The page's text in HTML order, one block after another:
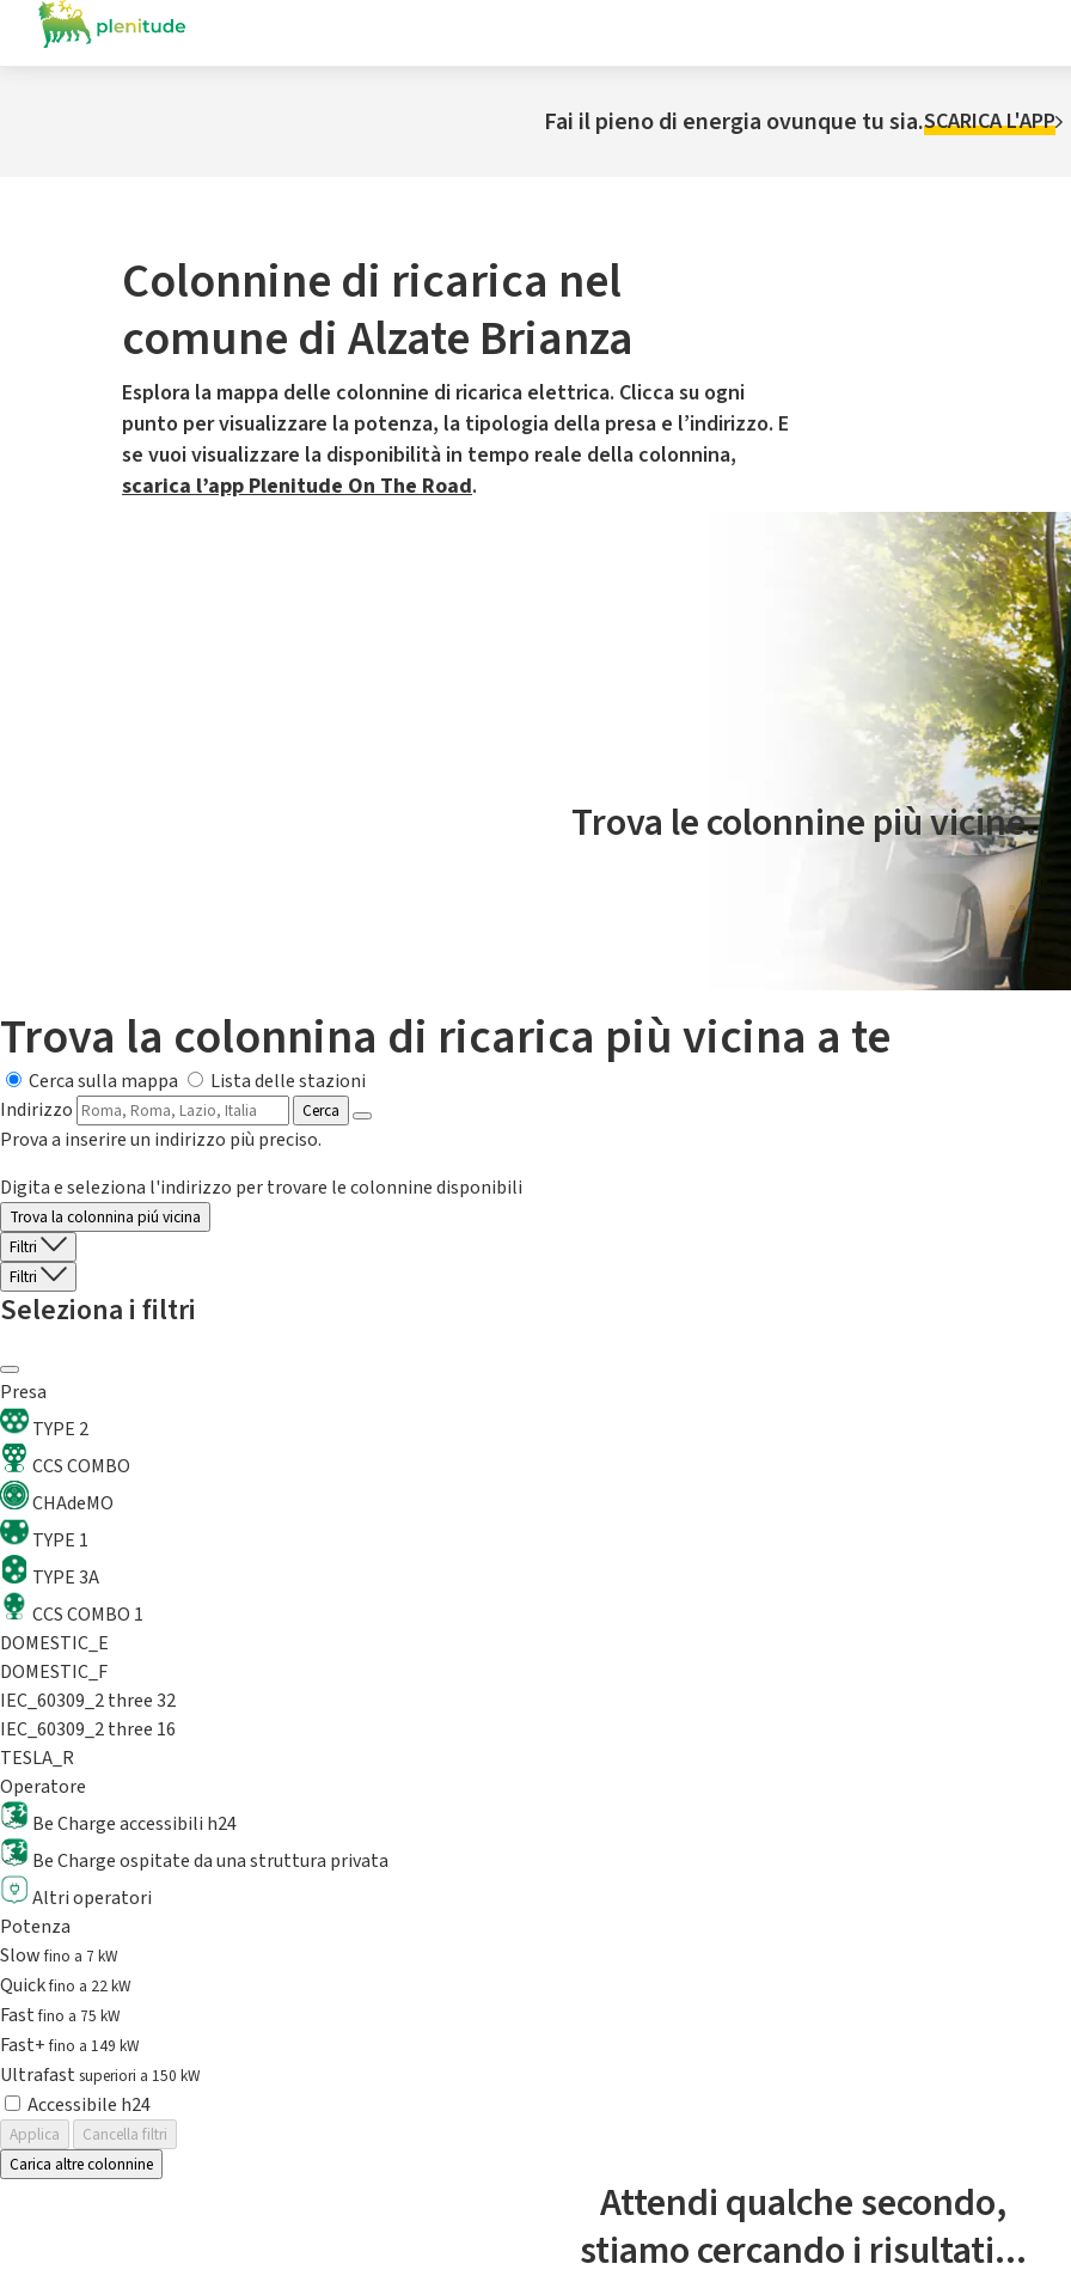
Fai il pieno di energia ovunque tu sia.SCARICA L'APP
Colonnine di ricarica nel
comune di Alzate Brianza
Esplora la mappa delle colonnine di ricarica elettrica. Clicca su ogni
punto per visualizzare la potenza, la tipologia della presa e l’indirizzo. E
se vuoi visualizzare la disponibilità in tempo reale della colonnina,
scarica l’app Plenitude On The Road.
Il servizio di mobilità elettrica è gestito da Plenitude On The Road
Trova le colonnine più vicine.
Trova la colonnina di ricarica più vicina a te
Cerca sulla mappa
Lista delle stazioni
Indirizzo
Cerca
Prova a inserire un indirizzo più preciso.
Digita e seleziona l'indirizzo per trovare le colonnine disponibili
Trova la colonnina piú vicina
Filtri
Filtri
Seleziona i filtri
Presa
TYPE 2
CCS COMBO
CHAdeMO
TYPE 1
TYPE 3A
CCS COMBO 1
DOMESTIC_E
DOMESTIC_F
IEC_60309_2 three 32
IEC_60309_2 three 16
TESLA_R
Operatore
Be Charge accessibili h24
Be Charge ospitate da una struttura privata
Altri operatori
Potenza
Slowfino a 7 kW
Quickfino a 22 kW
Fastfino a 75 kW
Fast+fino a 149 kW
Ultrafast superiori a 150 kW
Accessibile h24
Applica
Cancella filtri
Carica altre colonnine
Attendi qualche secondo,
stiamo cercando i risultati...